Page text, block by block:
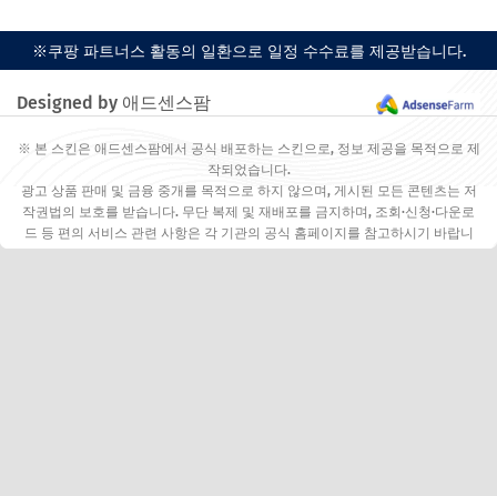
※쿠팡 파트너스 활동의 일환으로 일정 수수료를 제공받습니다.
Designed by 애드센스팜
※ 본 스킨은 애드센스팜에서 공식 배포하는 스킨으로, 정보 제공을 목적으로 제
작되었습니다.
광고 상품 판매 및 금융 중개를 목적으로 하지 않으며, 게시된 모든 콘텐츠는 저
작권법의 보호를 받습니다. 무단 복제 및 재배포를 금지하며, 조회·신청·다운로
드 등 편의 서비스 관련 사항은 각 기관의 공식 홈페이지를 참고하시기 바랍니